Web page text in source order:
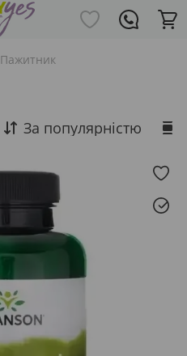
Пажитник
За популярністю